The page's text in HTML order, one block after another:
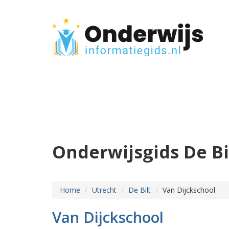
Onderwijsgids De
Home Utrecht De Bilt Van Dijckschool
Van Dijckschool